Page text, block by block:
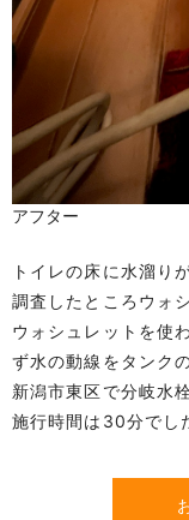
アフター
トイレの床に水溜り
調査したところウォ
ウォシュレットを使
ず水の動線をタンク
新潟市東区で分岐水
施行時間は30分でし